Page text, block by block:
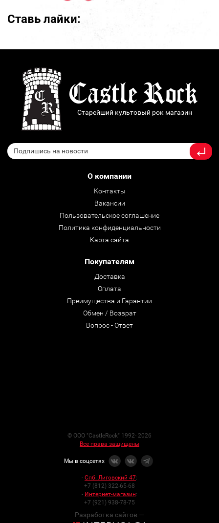
Ставь лайки:
Старейший культовый рок магазин
О компании
Контакты
Вакансии
Пользовательское соглашение
Политика конфиденциальности
Карта сайта
Покупателям
Доставка
Оплата
Преимущества и Гарантии
Обмен / Возврат
Вопрос - Ответ
© ООО "CastleRock" 1992- 2026
Все права защищены
Мы в соцсетях
- Спб. Лиговский 47:
+7 (812) 322-65-68
- Интернет-магазин:
+7 (921) 938-78-75
Разработка сайтов —